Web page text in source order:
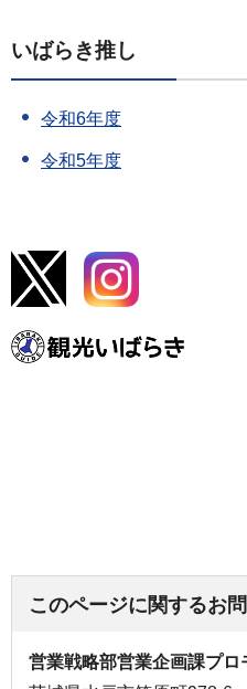
いばらき推し
令和6年度
令和5年度
このページに関するお
営業戦略部営業企画課プロ